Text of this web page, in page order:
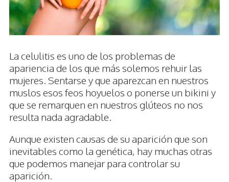
La celulitis es uno de los problemas de
apariencia de los que más solemos rehuir las
mujeres. Sentarse y que aparezcan en nuestros
muslos esos feos hoyuelos o ponerse un bikini y
que se remarquen en nuestros glúteos no nos
resulta nada agradable.
Aunque existen causas de su aparición que son
inevitables como la genética, hay muchas otras
que podemos manejar para controlar su
aparición.